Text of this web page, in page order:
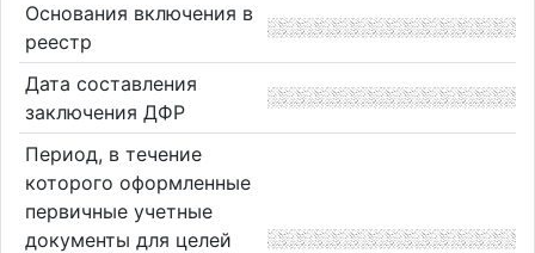
Основания включения в
реестр
Дата составления
заключения ДФР
Период, в течение
которого оформленные
первичные учетные
документы для целей